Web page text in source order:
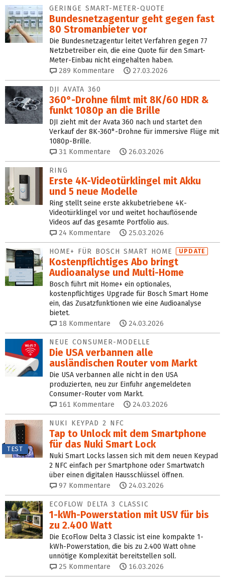
GERINGE SMART-METER-QUOTE
Bundesnetzagentur geht ge­gen fast
80 Stromanbieter vor
Die Bundesnetzagentur leitet Verfahren gegen 77
Netzbetreiber ein, die eine Quote für den Smart-
Meter-Einbau nicht eingehalten haben.
289 Kommentare 27.03.2026
DJI AVATA 360
360°-Drohne filmt mit 8K/60 HDR &
funkt 1080p an die Brille
DJI zieht mit der Avata 360 nach und startet den
Verkauf der 8K-360°-Drohne für immersive Flüge mit
1080p-Brille.
31 Kommentare 26.03.2026
RING
Erste 4K-Video­tür­klingel mit Akku
und 5 neue Modelle
Ring stellt seine erste akkubetriebene 4K-
Videotürklingel vor und weitet hochauflösende
Videos auf das gesamte Portfolio aus.
24 Kommentare 25.03.2026
HOME+ FÜR BOSCH SMART HOME UPDATE
Kostenpflichtiges Abo bringt
Audioanalyse und Multi-Home
Bosch führt mit Home+ ein optionales,
kostenpflichtiges Upgrade für Bosch Smart Home
ein, das Zusatzfunktionen wie eine Audioanalyse
bietet.
18 Kommentare 24.03.2026
NEUE CONSUMER-MODELLE
Die USA verbannen alle
ausländischen Router vom Markt
Die USA verbannen alle nicht in den USA
produzierten, neu zur Einfuhr angemeldeten
Consumer-Router vom Markt.
161 Kommentare 24.03.2026
TEST
NUKI KEYPAD 2 NFC
Tap to Unlock mit dem Smartphone
für das Nuki Smart Lock
Nuki Smart Locks lassen sich mit dem neuen Keypad
2 NFC einfach per Smartphone oder Smartwatch
über einen digitalen Hausschlüssel öffnen.
97 Kommentare 24.03.2026
ECOFLOW DELTA 3 CLASSIC
1-kWh-Powerstation mit USV für bis
zu 2.400 Watt
Die EcoFlow Delta 3 Classic ist eine kompakte 1-
kWh-Powerstation, die bis zu 2.400 Watt ohne
unnötige Komplexität bereitstellen soll.
25 Kommentare 16.03.2026